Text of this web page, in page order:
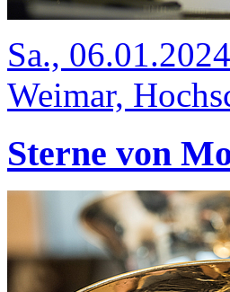
Sa.,
Weimar,
Sterne von